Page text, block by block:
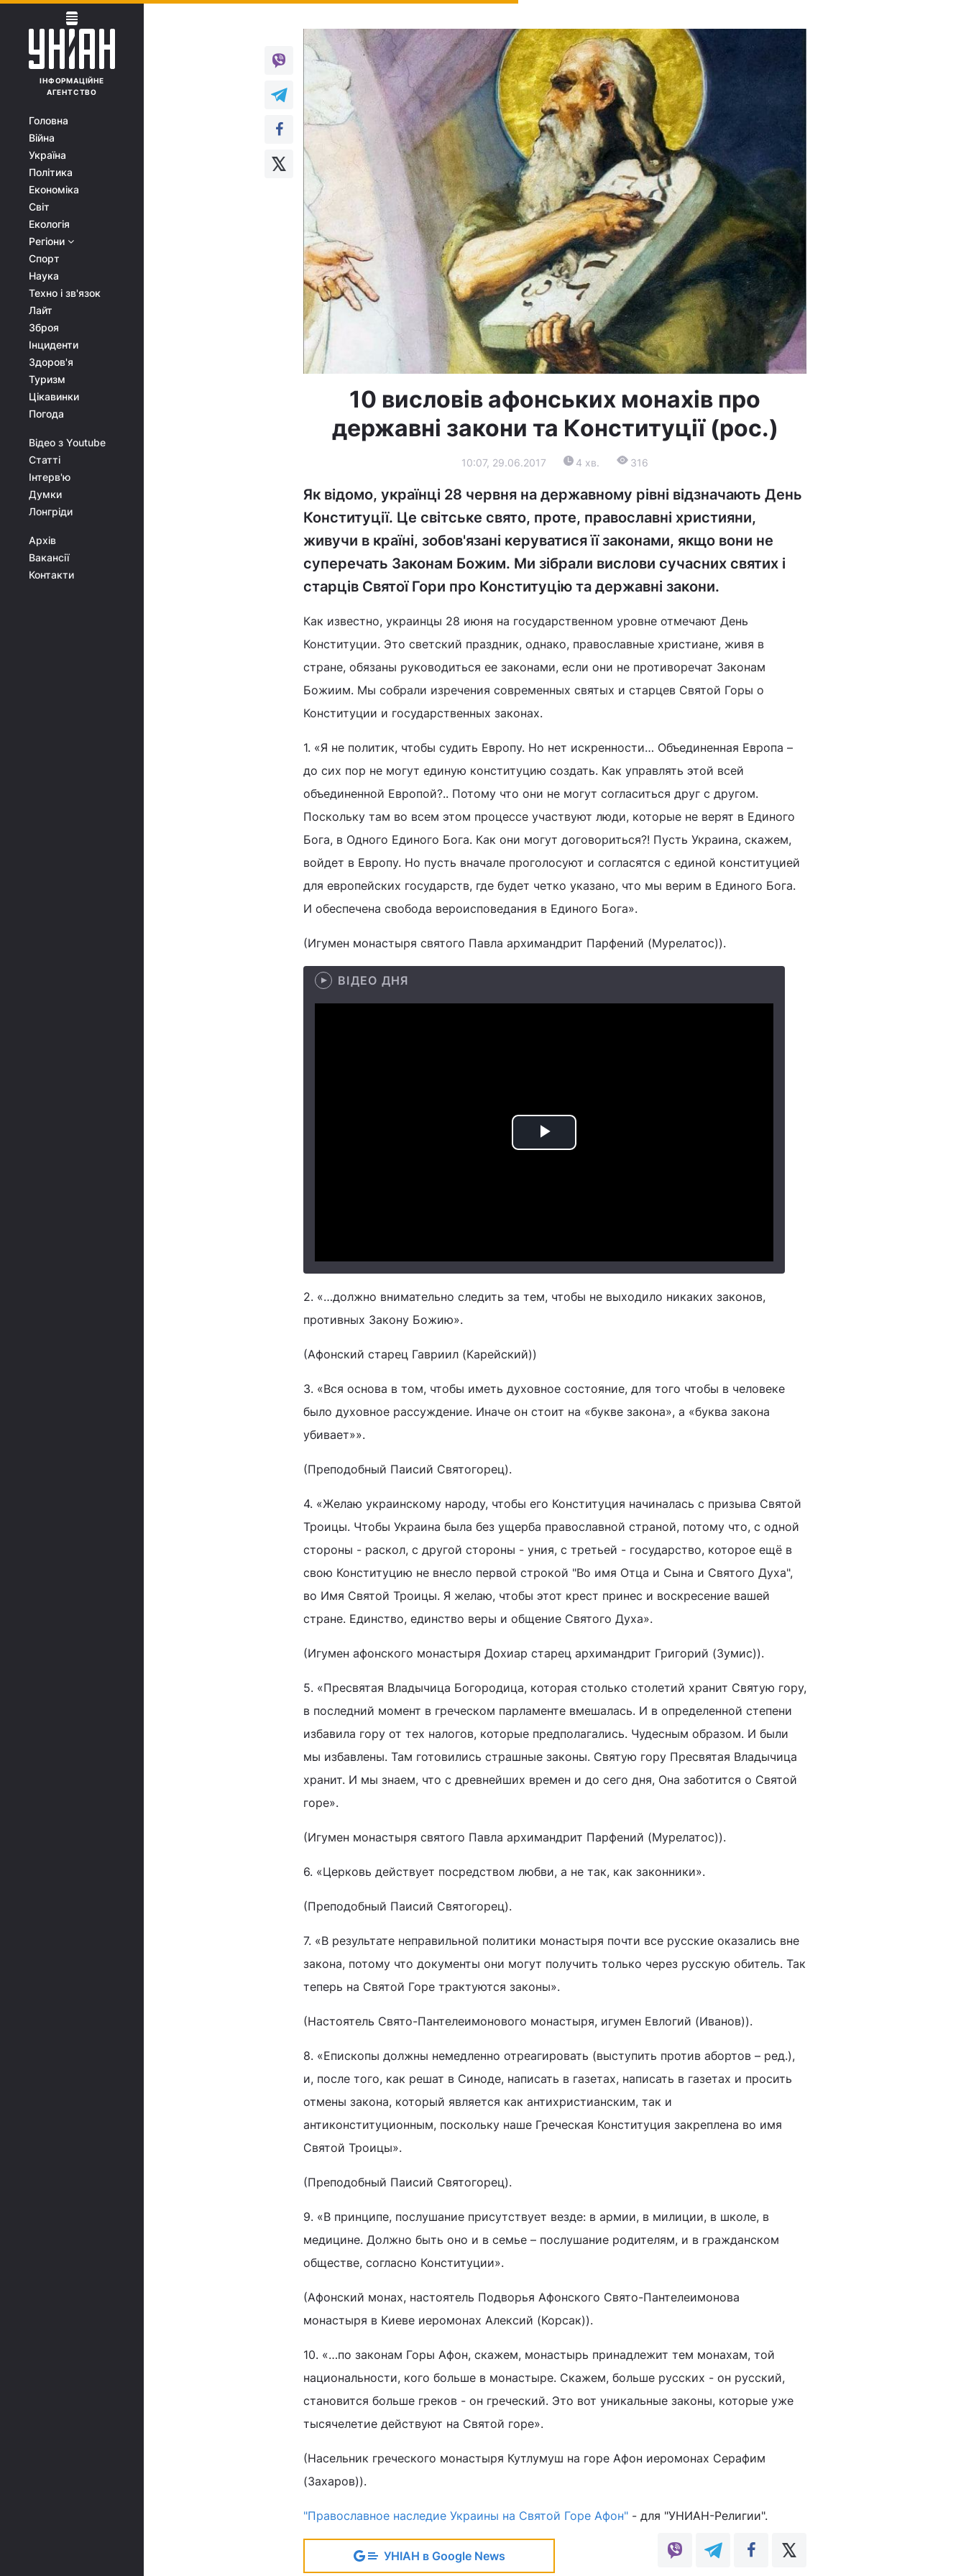
ІНФОРМАЦІЙНЕ
АГЕНТСТВО
Головна
Війна
Україна
Політика
Економіка
Світ
Екологія
Регіони
Спорт
Наука
Техно і зв'язок
Лайт
Зброя
Інциденти
Здоров'я
Туризм
Цікавинки
Погода
Відео з Youtube
Статті
Інтерв'ю
Думки
Лонгріди
Архів
Вакансії
Контакти
10 висловів афонських монахів про
державні закони та Конституції (рос.)
10:07, 29.06.2017 4 хв. 316
Як відомо, українці 28 червня на державному рівні відзначають День
Конституції. Це світське свято, проте, православні християни,
живучи в країні, зобов'язані керуватися її законами, якщо вони не
суперечать Законам Божим. Ми зібрали вислови сучасних святих і
старців Святої Гори про Конституцію та державні закони.
Как известно, украинцы 28 июня на государственном уровне отмечают День
Конституции. Это светский праздник, однако, православные христиане, живя в
стране, обязаны руководиться ее законами, если они не противоречат Законам
Божиим. Мы собрали изречения современных святых и старцев Святой Горы о
Конституции и государственных законах.
1. «Я не политик, чтобы судить Европу. Но нет искренности… Объединенная Европа –
до сих пор не могут единую конституцию создать. Как управлять этой всей
объединенной Европой?.. Потому что они не могут согласиться друг с другом.
Поскольку там во всем этом процессе участвуют люди, которые не верят в Единого
Бога, в Одного Единого Бога. Как они могут договориться?! Пусть Украина, скажем,
войдет в Европу. Но пусть вначале проголосуют и согласятся с единой конституцией
для европейских государств, где будет четко указано, что мы верим в Единого Бога.
И обеспечена свобода вероисповедания в Единого Бога».
(Игумен монастыря святого Павла архимандрит Парфений (Мурелатос)).
ВІДЕО ДНЯ
Play
2. «…должно внимательно следить за тем, чтобы не выходило никаких законов,
противных Закону Божию».
(Афонский старец Гавриил (Карейский))
3. «Вся основа в том, чтобы иметь духовное состояние, для того чтобы в человеке
было духовное рассуждение. Иначе он стоит на «букве закона», а «буква закона
убивает»».
(Преподобный Паисий Святогорец).
4. «Желаю украинскому народу, чтобы его Конституция начиналась с призыва Святой
Троицы. Чтобы Украина была без ущерба православной страной, потому что, с одной
стороны - раскол, с другой стороны - уния, с третьей - государство, которое ещё в
свою Конституцию не внесло первой строкой "Во имя Отца и Сына и Святого Духа",
во Имя Святой Троицы. Я желаю, чтобы этот крест принес и воскресение вашей
стране. Единство, единство веры и общение Святого Духа».
(Игумен афонского монастыря Дохиар старец архимандрит Григорий (Зумис)).
5. «Пресвятая Владычица Богородица, которая столько столетий хранит Святую гору,
в последний момент в греческом парламенте вмешалась. И в определенной степени
избавила гору от тех налогов, которые предполагались. Чудесным образом. И были
мы избавлены. Там готовились страшные законы. Святую гору Пресвятая Владычица
хранит. И мы знаем, что с древнейших времен и до сего дня, Она заботится о Святой
горе».
(Игумен монастыря святого Павла архимандрит Парфений (Мурелатос)).
6. «Церковь действует посредством любви, а не так, как законники».
(Преподобный Паисий Святогорец).
7. «В результате неправильной политики монастыря почти все русские оказались вне
закона, потому что документы они могут получить только через русскую обитель. Так
теперь на Святой Горе трактуются законы».
(Настоятель Свято-Пантелеимонового монастыря, игумен Евлогий (Иванов)).
8. «Епископы должны немедленно отреагировать (выступить против абортов – ред.),
и, после того, как решат в Синоде, написать в газетах, написать в газетах и просить
отмены закона, который является как антихристианским, так и
антиконституционным, поскольку наше Греческая Конституция закреплена во имя
Святой Троицы».
(Преподобный Паисий Святогорец).
9. «В принципе, послушание присутствует везде: в армии, в милиции, в школе, в
медицине. Должно быть оно и в семье – послушание родителям, и в гражданском
обществе, согласно Конституции».
(Афонский монах, настоятель Подворья Афонского Свято-Пантелеимонова
монастыря в Киеве иеромонах Алексий (Корсак)).
10. «…по законам Горы Афон, скажем, монастырь принадлежит тем монахам, той
национальности, кого больше в монастыре. Скажем, больше русских - он русский,
становится больше греков - он греческий. Это вот уникальные законы, которые уже
тысячелетие действуют на Святой горе».
(Насельник греческого монастыря Кутлумуш на горе Афон иеромонах Серафим
(Захаров)).
"Православное наследие Украины на Святой Горе Афон" - для "УНИАН-Религии".
УНІАН в Google News